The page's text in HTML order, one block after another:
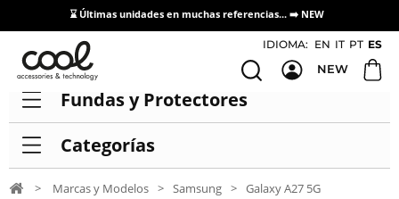
⌛ Últimas unidades en muchas referencias... ➡️ NEW
Acceso / Registro Distribuidores
IDIOMA: EN IT PT ES
NEW
Fundas y Protectores
Categorías
> Marcas y Modelos > Samsung > Galaxy A27 5G